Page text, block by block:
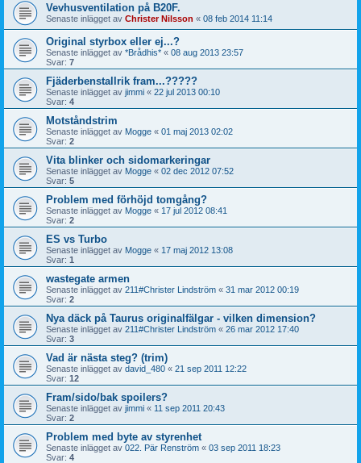
Vevhusventilation på B20F.
Senaste inlägget av Christer Nilsson « 08 feb 2014 11:14
Original styrbox eller ej...?
Senaste inlägget av *Brådhis* « 08 aug 2013 23:57
Svar: 7
Fjäderbenstallrik fram...?????
Senaste inlägget av jimmi « 22 jul 2013 00:10
Svar: 4
Motståndstrim
Senaste inlägget av Mogge « 01 maj 2013 02:02
Svar: 2
Vita blinker och sidomarkeringar
Senaste inlägget av Mogge « 02 dec 2012 07:52
Svar: 5
Problem med förhöjd tomgång?
Senaste inlägget av Mogge « 17 jul 2012 08:41
Svar: 2
ES vs Turbo
Senaste inlägget av Mogge « 17 maj 2012 13:08
Svar: 1
wastegate armen
Senaste inlägget av 211#Christer Lindström « 31 mar 2012 00:19
Svar: 2
Nya däck på Taurus originalfälgar - vilken dimension?
Senaste inlägget av 211#Christer Lindström « 26 mar 2012 17:40
Svar: 3
Vad är nästa steg? (trim)
Senaste inlägget av david_480 « 21 sep 2011 12:22
Svar: 12
Fram/sido/bak spoilers?
Senaste inlägget av jimmi « 11 sep 2011 20:43
Svar: 2
Problem med byte av styrenhet
Senaste inlägget av 022. Pär Renström « 03 sep 2011 18:23
Svar: 4